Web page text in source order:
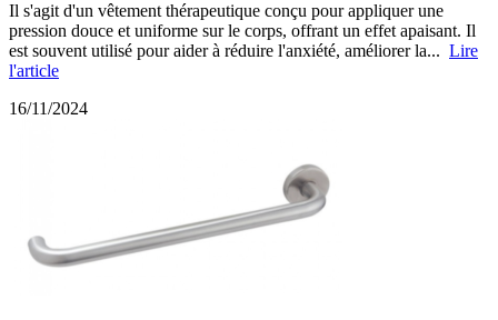
Il s'agit d'un vêtement thérapeutique conçu pour appliquer une
pression douce et uniforme sur le corps, offrant un effet apaisant. Il
est souvent utilisé pour aider à réduire l'anxiété, améliorer la... Lire
l'article
16/11/2024